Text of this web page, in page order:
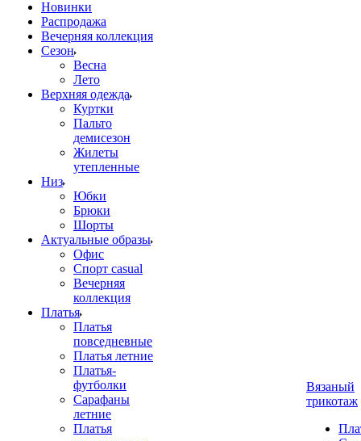
Новинки
Распродажа
Вечерняя коллекция
Сезон
Весна
Лето
Верхняя одежда
Куртки
Пальто
демисезон
Жилеты
утепленные
Низ
Юбки
Брюки
Шорты
Актуальные образы
Офис
Спорт casual
Вечерняя
коллекция
Платья
Платья
повседневные
Платья летние
Платья-
футболки
Сарафаны
летние
Платья
Вязаный
трикотаж